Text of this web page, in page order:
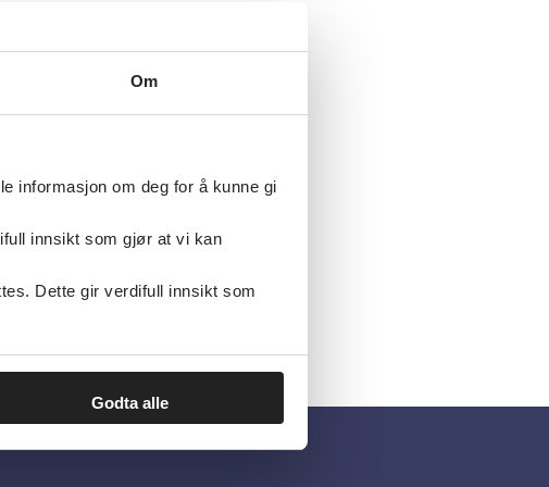
Om
informasjon om deg for å kunne gi
innsikt som gjør at vi kan
Dette gir verdifull innsikt som
Godta alle